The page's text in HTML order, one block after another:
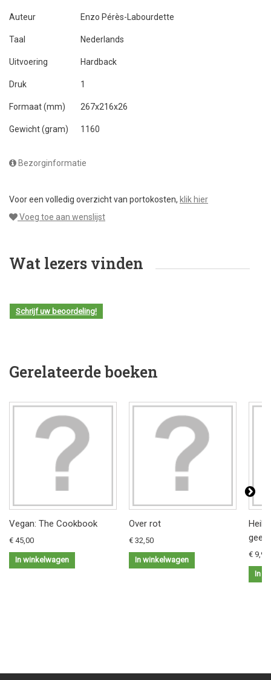
Auteur Enzo Pérès-Labourdette
Taal Nederlands
Uitvoering Hardback
Druk 1
Formaat (mm) 267x216x26
Gewicht (gram) 1160
Bezorginformatie
Voor een volledig overzicht van portokosten, klik hier
Voeg toe aan wenslijst
Wat lezers vinden
Schrijf uw beoordeling!
Gerelateerde boeken
Vegan: The Cookbook
€ 45,00
In winkelwagen
Over rot
€ 32,50
In winkelwagen
€ 9,95
In